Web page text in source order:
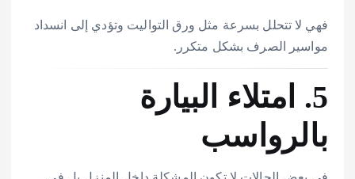
فهي لا تتحلل بسرعة مثل ورق التواليت وتؤدي إلى انسداد
مواسير الصرف بشكل متكرر.
5. امتلاء البيارة
بالرواسب